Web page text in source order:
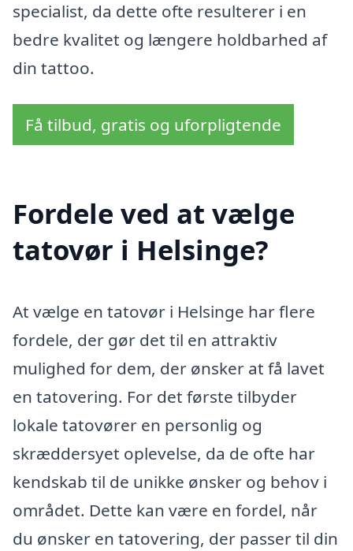
specialist, da dette ofte resulterer i en
bedre kvalitet og længere holdbarhed af
din tattoo.
Få tilbud, gratis og uforpligtende
Fordele ved at vælge
tatovør i Helsinge?
At vælge en tatovør i Helsinge har flere
fordele, der gør det til en attraktiv
mulighed for dem, der ønsker at få lavet
en tatovering. For det første tilbyder
lokale tatovører en personlig og
skræddersyet oplevelse, da de ofte har
kendskab til de unikke ønsker og behov i
området. Dette kan være en fordel, når
du ønsker en tatovering, der passer til din